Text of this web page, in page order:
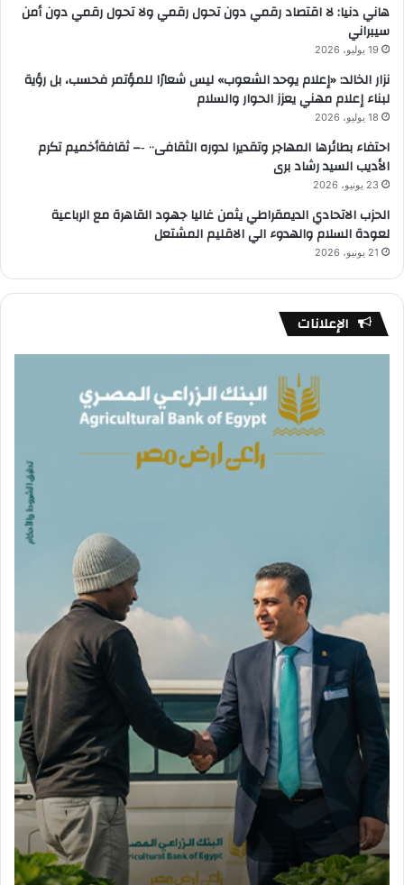
هاني دنيا: لا اقتصاد رقمي دون تحول رقمي ولا تحول رقمي دون أمن
سيبراني
19 يوليو، 2026
نزار الخالد: «إعلام يوحد الشعوب» ليس شعارًا للمؤتمر فحسب، بل رؤية
لبناء إعلام مهني يعزز الحوار والسلام
18 يوليو، 2026
احتفاء بطائرها المهاجر وتقديرا لدوره الثقافى٠٠ ‐– ثقافةأخميم تكرم
الأديب السيد رشاد برى
23 يونيو، 2026
الحزب الاتحادي الديمقراطي يثمن غاليا جهود القاهرة مع الرباعية
لعودة السلام والهدوء الي الاقليم المشتعل
21 يونيو، 2026
الإعلانات